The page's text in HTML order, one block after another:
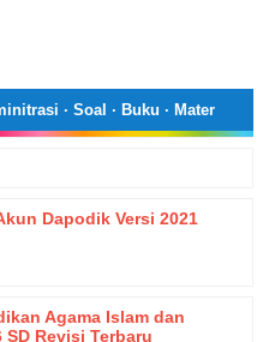
· Soal · Buku · Mater
Dapodik Versi 2021
Agama Islam dan
Revisi Terbaru